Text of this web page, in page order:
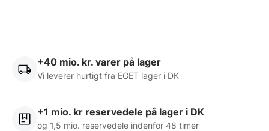
+40 mio. kr. varer på lager
Vi leverer hurtigt fra EGET lager i DK
+1 mio. kr reservedele på lager i DK
og 1,5 mio. reservedele indenfor 48 timer